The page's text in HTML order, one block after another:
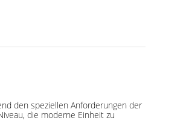
den speziellen Anforderungen der
die moderne Einheit zu